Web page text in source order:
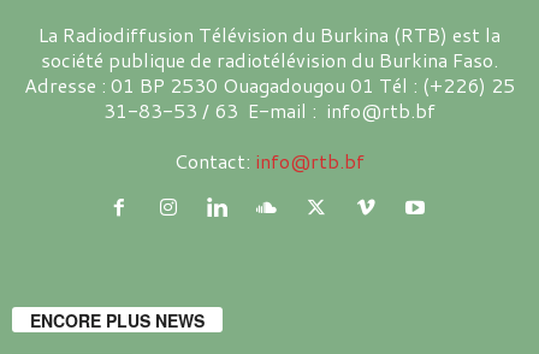
La Radiodiffusion Télévision du Burkina (RTB) est la
société publique de radiotélévision du Burkina Faso.
Adresse : 01 BP 2530 Ouagadougou 01 Tél : (+226) 25
31-83-53 / 63 E-mail : info@rtb.bf
Contact: info@rtb.bf
ENCORE PLUS NEWS